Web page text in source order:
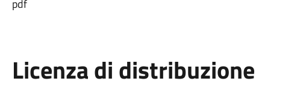
pdf
Licenza di distribuzione